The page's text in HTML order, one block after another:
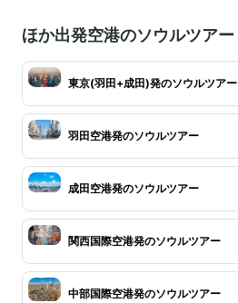
ほか出発空港のソウルツアー
東京(羽田+成田)発のソウルツアー
羽田空港発のソウルツアー
成田空港発のソウルツアー
関西国際空港発のソウルツアー
中部国際空港発のソウルツアー